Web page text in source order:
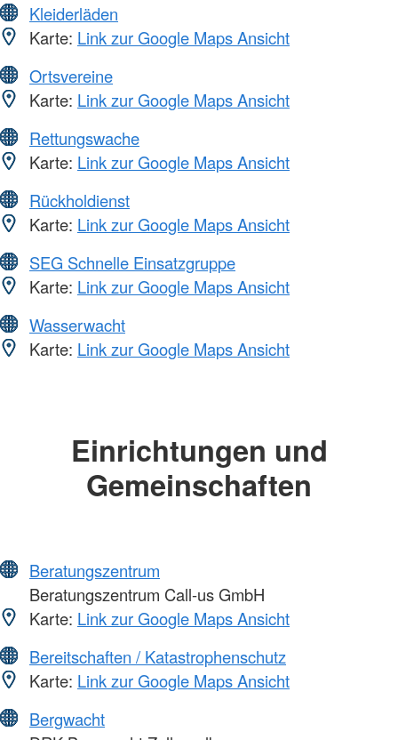
Kleiderläden
Karte: Link zur Google Maps Ansicht
Ortsvereine
Karte: Link zur Google Maps Ansicht
Rettungswache
Karte: Link zur Google Maps Ansicht
Rückholdienst
Karte: Link zur Google Maps Ansicht
SEG Schnelle Einsatzgruppe
Karte: Link zur Google Maps Ansicht
Wasserwacht
Karte: Link zur Google Maps Ansicht
Einrichtungen und
Gemeinschaften
Beratungszentrum
Beratungszentrum Call-us GmbH
Karte: Link zur Google Maps Ansicht
Bereitschaften / Katastrophenschutz
Karte: Link zur Google Maps Ansicht
Bergwacht